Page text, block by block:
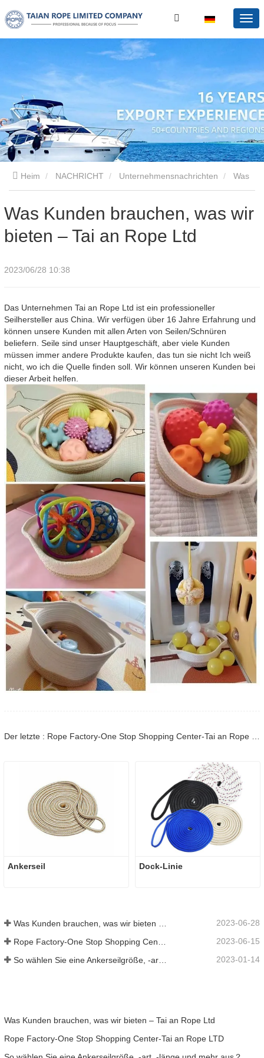
Heim NACHRICHT Unternehmensnachrichten
Was Kunden brauchen, was wir
bieten – Tai an Rope Ltd
2023/06/28 10:38
Das Unternehmen Tai an Rope Ltd ist ein professioneller
Seilhersteller aus China. Wir verfügen über 16 Jahre Erfahrung und
können unsere Kunden mit allen Arten von Seilen/Schnüren
beliefern. Seile sind unser Hauptgeschäft, aber viele Kunden
müssen immer andere Produkte kaufen, das tun sie nicht Ich weiß
nicht, wo ich die Quelle finden soll. Wir können unseren Kunden bei
dieser Arbeit helfen.
Ankerseil Dock-Linie
2023-06-28
2023-06-15
So wählen Sie eine Ankerseilgröße, -art, -länge und mehr aus？ 2023-01-14
Was Kunden brauchen, was wir bieten – Tai an Rope Ltd
Rope Factory-One Stop Shopping Center-Tai an Rope LTD